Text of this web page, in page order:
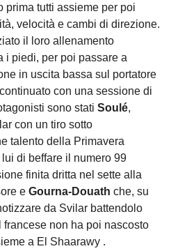
tutti assieme per poi
velocità e cambi di direzione.
il loro allenamento
i piedi, per poi passare a
in uscita bassa sul portatore
con una sessione di
sono stati Soulé,
con un tiro sotto
talento della Primavera
di beffare il numero 99
finita dritta nel sette alla
e Gourna-Douath che, su
da Svilar battendolo
non ha poi nascosto
a El Shaarawy .